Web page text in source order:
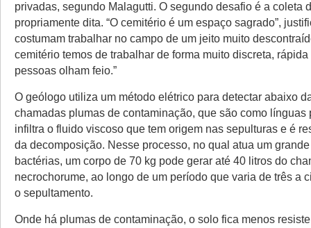
privadas, segundo Malagutti. O segundo desafio é a coleta
propriamente dita. “O cemitério é um espaço sagrado”,
costumam trabalhar no campo de um jeito muito
cemitério temos de trabalhar de forma muito discreta,
pessoas olham feio.”
O geólogo utiliza um método elétrico para detectar abaixo
chamadas plumas de contaminação, que são como línguas
infiltra o fluido viscoso que tem origem nas sepulturas e é
da decomposição. Nesse processo, no qual atua um
bactérias, um corpo de 70 kg pode gerar até 40 litros do
necrochorume, ao longo de um período que varia de três a
o sepultamento.
Onde há plumas de contaminação, o solo fica menos